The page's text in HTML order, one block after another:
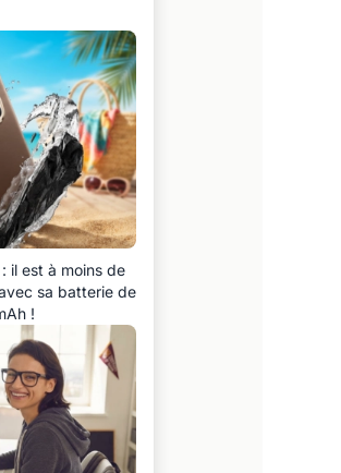
il est à moins de
sa batterie de
!